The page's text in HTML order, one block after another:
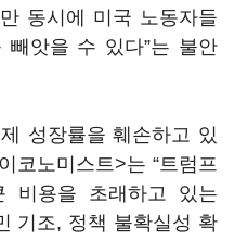
동시에 미국 노동자들
빼앗을 수 있다”는 불안
성장률을 훼손하고 있
코노미스트>는 “트럼프
비용을 초래하고 있는
기조, 정책 불확실성 확